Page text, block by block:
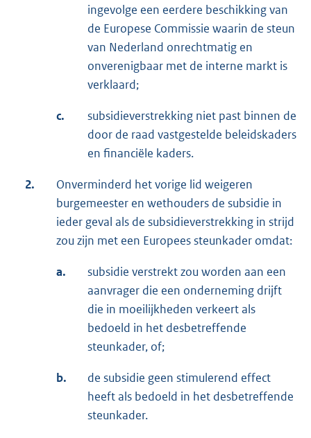
ingevolge een eerdere beschikking van
de Europese Commissie waarin de steun
van Nederland onrechtmatig en
onverenigbaar met de interne markt is
verklaard;
c.
subsidieverstrekking niet past binnen de
door de raad vastgestelde beleidskaders
en financiële kaders.
2.
Onverminderd het vorige lid weigeren
burgemeester en wethouders de subsidie in
ieder geval als de subsidieverstrekking in strijd
zou zijn met een Europees steunkader omdat:
a.
subsidie verstrekt zou worden aan een
aanvrager die een onderneming drijft
die in moeilijkheden verkeert als
bedoeld in het desbetreffende
steunkader, of;
b.
de subsidie geen stimulerend effect
heeft als bedoeld in het desbetreffende
steunkader.